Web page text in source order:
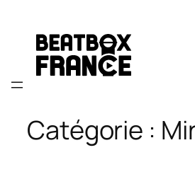
contenu
Catégorie :